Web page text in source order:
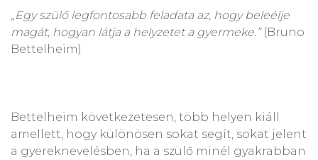
Egy szülő legfontosabb feladata az, hogy beleélje
magát, hogyan látja a helyzetet a gyermeke.”(Bruno
Bettelheim)
Bettelheim következetesen, több helyen kiáll
amellett, hogy különösen sokat segít, sokat jelent
a gyereknevelésben, ha a szülő minél gyakrabban